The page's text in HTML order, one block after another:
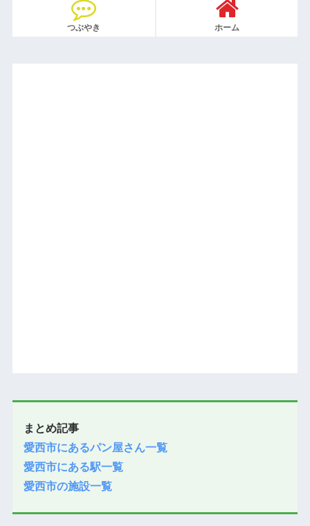
つぶやき ホーム
まとめ記事
愛西市にあるパン屋さん一覧
愛西市にある駅一覧
愛西市の施設一覧